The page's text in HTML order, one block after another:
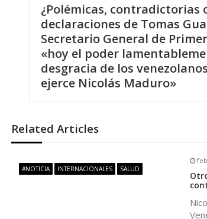
a
c
¿Polémicas, contradictorias
declaraciones de Tomas
Secretario General de
«hoy el poder
desgracia de los
ejerce Nicolás Maduro»
Related Articles
#NOTICIA INTERNACIONALES SALUD